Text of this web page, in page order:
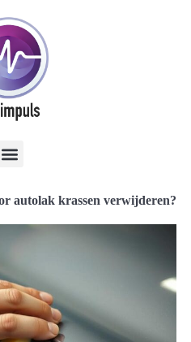
autolak krassen verwijderen?